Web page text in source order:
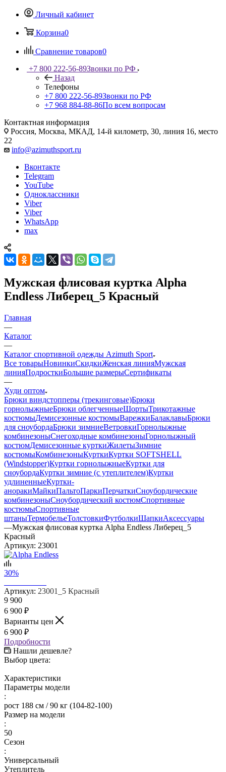
Личный кабинет
Корзина0
Сравнение товаров0
+7 800 222-56-89Звонки по РФ
Назад
Телефоны
+7 800 222-56-89Звонки по РФ
+7 968 884-88-86По всем вопросам
Контактная информация
Россия, Москва, МКАД, 14-й километр, 30, линия 16, место
22
info@azimuthsport.ru
Вконтакте
Telegram
YouTube
Одноклассники
Viber
Viber
WhatsApp
max
Мужская флисовая куртка Alpha
Endless Либерец_5 Красный
Главная
—
Каталог
—
Каталог спортивной одежды Azimuth Sport
Все товарыНовинкиСкидкиЖенская линияМужская
линияПодросткиБольшие размерыСертификаты
—
Худи оптом
Брюки виндстопперы (трекинговые)Брюки
горнолыжныеБрюки облегченныеШортыТрикотажные
костюмыДемисезонные костюмыВарежкиБалаклавыБрюки
для сноубордаБрюки зимниеВетровкиГорнолыжные
комбинезоныСнегоходные комбинезоныГорнолыжный
костюмДемисезонные курткиЖилетыЗимние
костюмыКомбинезоныКурткиКуртки SOFTSHELL
(Windstopper)Куртки горнолыжныеКуртки для
сноубордаКуртки зимние (с утеплителем)Куртки
удлиненныеКуртки-
аноракиМайкиПальтоПаркиПерчаткиСноубордические
комбинезоныСноубордический костюмСпортивные
костюмыСпортивные
штаныТермобельеТолстовкиФутболкиШапкиАксессуары
—Мужская флисовая куртка Alpha Endless Либерец_5
Красный
Артикул: 23001
30%
Артикул: 23001_5 Красный
9 900
6 900 ₽
Варианты цен
6 900 ₽
Подробности
Нашли дешевле?
Выбор цвета:
Характеристики
Параметры модели
:
рост 188 см / 90 кг (104-82-100)
Размер на модели
:
50
Сезон
:
Универсальный
Утеплитель